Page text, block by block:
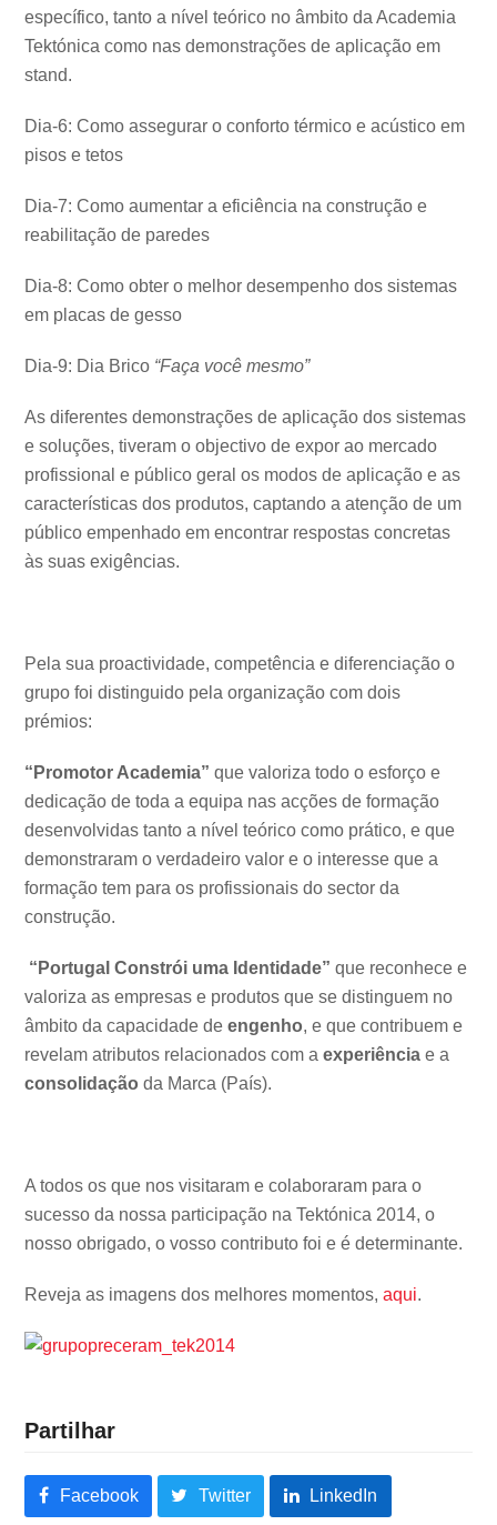
específico, tanto a nível teórico no âmbito da Academia
Tektónica como nas demonstrações de aplicação em
stand.
Dia-6: Como assegurar o conforto térmico e acústico em
pisos e tetos
Dia-7: Como aumentar a eficiência na construção e
reabilitação de paredes
Dia-8: Como obter o melhor desempenho dos sistemas
em placas de gesso
Dia-9: Dia Brico “Faça você mesmo”
As diferentes demonstrações de aplicação dos sistemas
e soluções, tiveram o objectivo de expor ao mercado
profissional e público geral os modos de aplicação e as
características dos produtos, captando a atenção de um
público empenhado em encontrar respostas concretas
às suas exigências.
Pela sua proactividade, competência e diferenciação o
grupo foi distinguido pela organização com dois
prémios:
“Promotor Academia” que valoriza todo o esforço e
dedicação de toda a equipa nas acções de formação
desenvolvidas tanto a nível teórico como prático, e que
demonstraram o verdadeiro valor e o interesse que a
formação tem para os profissionais do sector da
construção.
“Portugal Constrói uma Identidade”que reconhece e
valoriza as empresas e produtos que se distinguem no
âmbito da capacidade deengenho, e que contribuem e
revelam atributos relacionados com aexperiência e a
consolidação da Marca (País).
A todos os que nos visitaram e colaboraram para o
sucesso da nossa participação na Tektónica 2014, o
nosso obrigado, o vosso contributo foi e é determinante.
Reveja as imagens dos melhores momentos,aqui.
Partilhar
Facebook Twitter LinkedIn